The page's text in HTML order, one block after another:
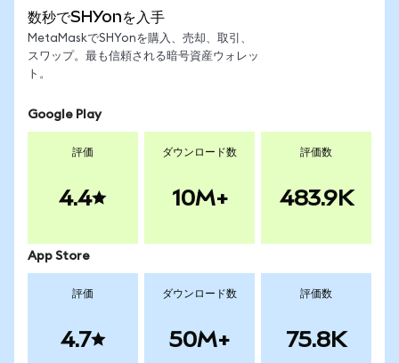
数秒でSHYonを入手
MetaMaskでSHYonを購入、売却、取引、
スワップ。最も信頼される暗号資産ウォレッ
ト。
Google Play
評価
4.4
ダウンロード数
10M+
評価数
483.9K
App Store
評価
4.7
ダウンロード数
50M+
評価数
75.8K